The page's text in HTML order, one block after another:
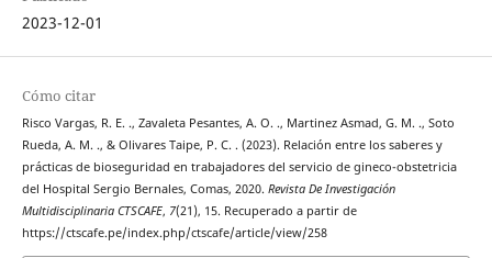
2023-12-01
Cómo citar
Risco Vargas, R. E. ., Zavaleta Pesantes, A. O. ., Martinez Asmad, G. M. ., Soto
Rueda, A. M. ., & Olivares Taipe, P. C. . (2023). Relación entre los saberes y
prácticas de bioseguridad en trabajadores del servicio de gineco-obstetricia
del Hospital Sergio Bernales, Comas, 2020. Revista De Investigación
Multidisciplinaria CTSCAFE, 7(21), 15. Recuperado a partir de
https://ctscafe.pe/index.php/ctscafe/article/view/258